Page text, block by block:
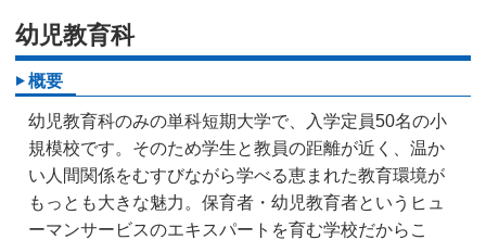
幼児教育科
概要
幼児教育科のみの単科短期大学で、入学定員50名の小
規模校です。そのため学生と教員の距離が近く、温か
い人間関係をむすびながら学べる恵まれた教育環境が
もっとも大きな魅力。保育者・幼児教育者というヒュ
ーマンサービスのエキスパートを育む学校だからこ